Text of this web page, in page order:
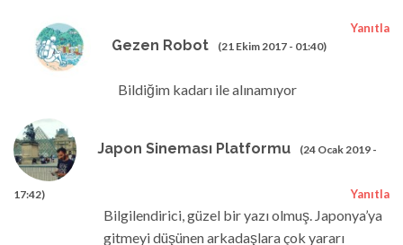
Gezen Robot (21 Ekim 2017 - 01:40)
Yanıtla
Bildiğim kadarı ile alınamıyor
Japon Sineması Platformu (24 Ocak 2019 -
17:42) Yanıtla
Bilgilendirici, güzel bir yazı olmuş. Japonya’ya
gitmeyi düşünen arkadaşlara çok yararı